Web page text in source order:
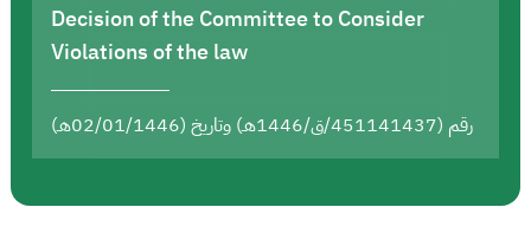
Decision of the Committee to Consider
Violations of the law
رقم (451141437/ق/1446هـ) وتاريخ (02/01/1446هـ)